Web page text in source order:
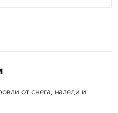
от снега, наледи и